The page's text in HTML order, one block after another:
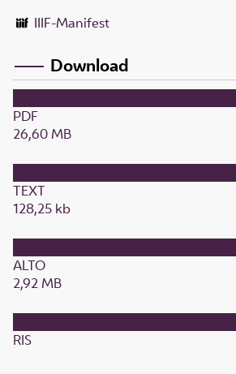
IIIF-Manifest
Download
PDF
26,60 MB
TEXT
128,25 kb
ALTO
2,92 MB
RIS